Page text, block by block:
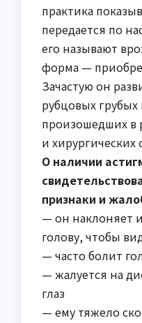
практика
передается по
его называют
форма —
Зачастую он
рубцовых
произошедших в
и хирургических
О наличии
признаки и
— он наклоняет
голову, чтобы
— часто болит
— жалуется на
глаз
— ему тяжело